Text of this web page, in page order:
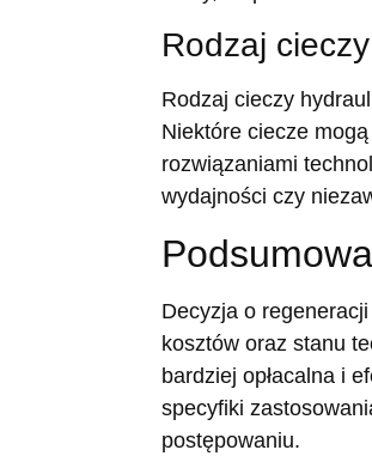
Rodzaj
Rodzaj cieczy
Niektóre ciecze
rozwiązaniami
wydajności czy
Decyzja o
kosztów oraz stanu
bardziej opłacalna i
specyfiki
postępowaniu.